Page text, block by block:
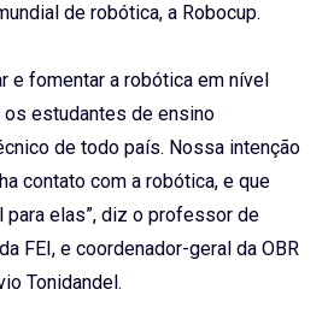
de robótica, a Robocup.
e fomentar a robótica em nível
estudantes de ensino
de todo país. Nossa intenção
contato com a robótica, e que
para elas”, diz o professor de
FEI, e coordenador-geral da OBR
Tonidandel.